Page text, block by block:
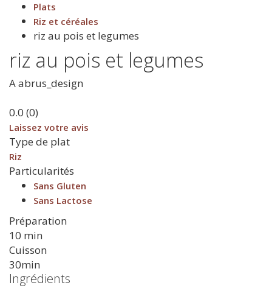
Plats
Riz et céréales
riz au pois et legumes
riz au pois et legumes
Aabrus_design
0.0 (0)
Laissez votre avis
Type de plat
Riz
Particularités
Sans Gluten
Sans Lactose
Préparation
10 min
Cuisson
30min
Ingrédients